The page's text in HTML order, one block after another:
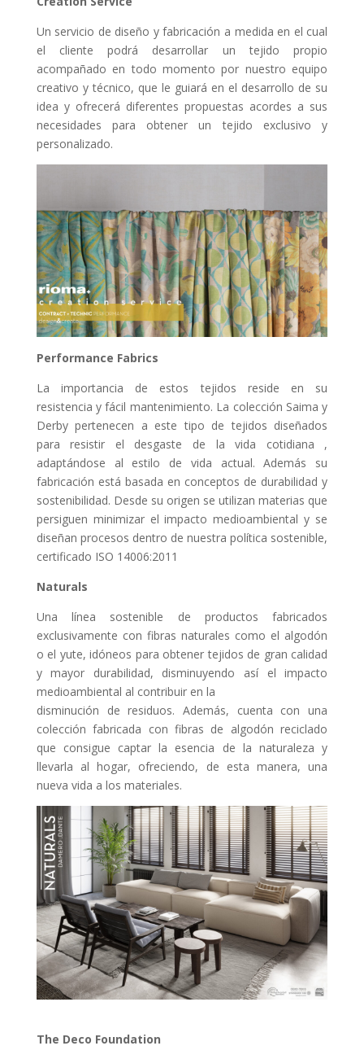
Un servicio de diseño y fabricación a medida en el cual
el cliente podrá desarrollar un tejido propio
acompañado en todo momento por nuestro equipo
creativo y técnico, que le guiará en el desarrollo de su
idea y ofrecerá diferentes propuestas acordes a sus
necesidades para obtener un tejido exclusivo y
personalizado.
Performance Fabrics
La importancia de estos tejidos reside en su
resistencia y fácil mantenimiento. La colección Saima y
Derby pertenecen a este tipo de tejidos diseñados
para resistir el desgaste de la vida cotidiana ,
adaptándose al estilo de vida actual. Además su
fabricación está basada en conceptos de durabilidad y
sostenibilidad. Desde su origen se utilizan materias que
persiguen minimizar el impacto medioambiental y se
diseñan procesos dentro de nuestra política sostenible,
certificado ISO 14006:2011
Naturals
Una línea sostenible de productos fabricados
exclusivamente con fibras naturales como el algodón
o el yute, idóneos para obtener tejidos de gran calidad
y mayor durabilidad, disminuyendo así el impacto
medioambiental al contribuir en la
disminución de residuos. Además, cuenta con una
colección fabricada con fibras de algodón reciclado
que consigue captar la esencia de la naturaleza y
llevarla al hogar, ofreciendo, de esta manera, una
nueva vida a los materiales.
The Deco Foundation